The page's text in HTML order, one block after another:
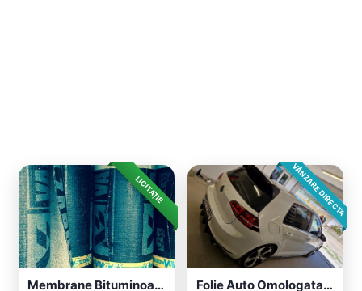
LICITAȚIE
Membrane Bituminoase
VÂNZARE DIRECTA
Folie Auto Omologata RAR